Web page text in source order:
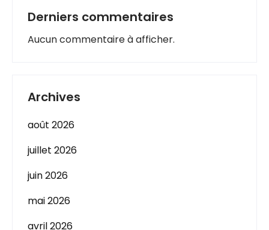
Derniers commentaires
Aucun commentaire à afficher.
Archives
août 2026
juillet 2026
juin 2026
mai 2026
avril 2026